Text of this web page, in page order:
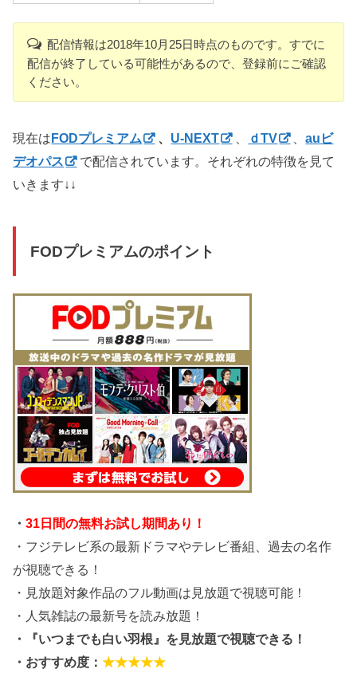
配信情報は2018年10月25日時点のものです。すでに
配信が終了している可能性があるので、登録前にご確認
ください。
現在は FODプレミアム 、 U-NEXT ｄTV 、auビ
デオパス
で配信されています。それぞれの特徴を見て
いきます↓↓
FODプレミアムのポイント
・31日間の無料お試し期間あり！
・フジテレビ系の最新ドラマやテレビ番組、過去の名作
が視聴できる！
・見放題対象作品のフル動画は見放題で視聴可能！
・人気雑誌の最新号を読み放題！
・『いつまでも白い羽根』を見放題で視聴できる！
・おすすめ度：★★★★★